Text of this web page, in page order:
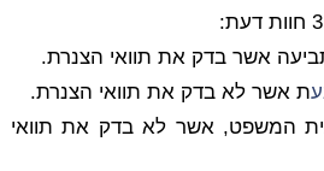
אשר בדק את תוואי הצנרת.
ת אשר לא בדק את תוואי הצנרת.
המשפט, אשר לא בדק את תוואי